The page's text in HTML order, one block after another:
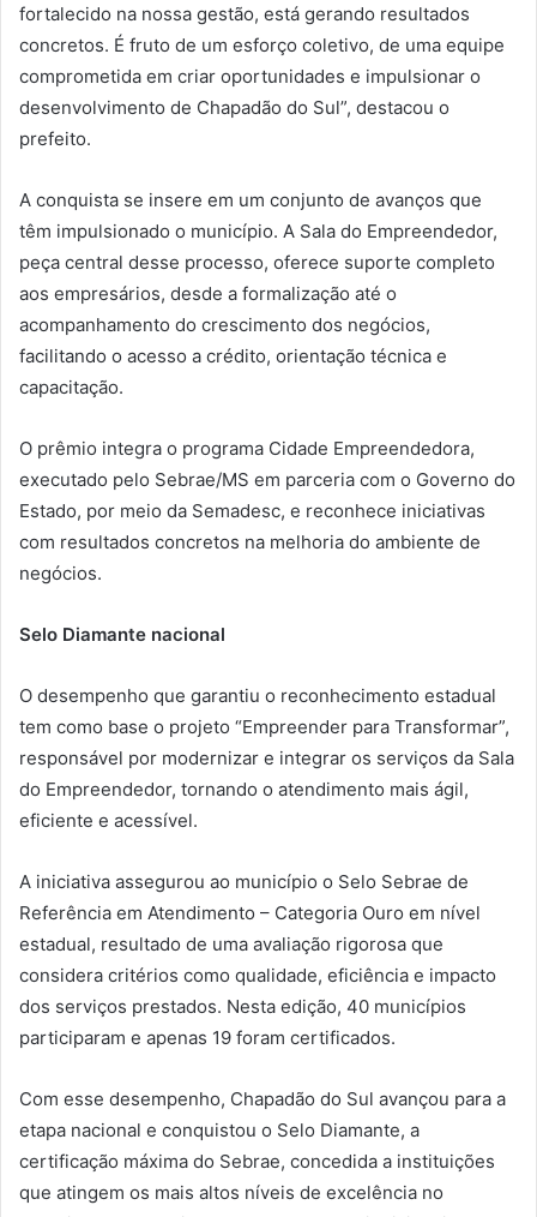
fortalecido na nossa gestão, está gerando resultados
concretos. É fruto de um esforço coletivo, de uma equipe
comprometida em criar oportunidades e impulsionar o
desenvolvimento de Chapadão do Sul”, destacou o
prefeito.
A conquista se insere em um conjunto de avanços que
têm impulsionado o município. A Sala do Empreendedor,
peça central desse processo, oferece suporte completo
aos empresários, desde a formalização até o
acompanhamento do crescimento dos negócios,
facilitando o acesso a crédito, orientação técnica e
capacitação.
O prêmio integra o programa Cidade Empreendedora,
executado pelo Sebrae/MS em parceria com o Governo do
Estado, por meio da Semadesc, e reconhece iniciativas
com resultados concretos na melhoria do ambiente de
negócios.
Selo Diamante nacional
O desempenho que garantiu o reconhecimento estadual
tem como base o projeto “Empreender para Transformar”,
responsável por modernizar e integrar os serviços da Sala
do Empreendedor, tornando o atendimento mais ágil,
eficiente e acessível.
A iniciativa assegurou ao município o Selo Sebrae de
Referência em Atendimento – Categoria Ouro em nível
estadual, resultado de uma avaliação rigorosa que
considera critérios como qualidade, eficiência e impacto
dos serviços prestados. Nesta edição, 40 municípios
participaram e apenas 19 foram certificados.
Com esse desempenho, Chapadão do Sul avançou para a
etapa nacional e conquistou o Selo Diamante, a
certificação máxima do Sebrae, concedida a instituições
que atingem os mais altos níveis de excelência no